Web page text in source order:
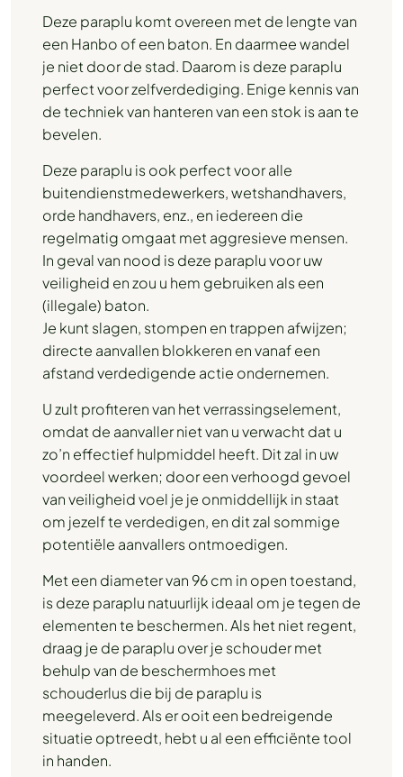
Deze paraplu komt overeen met de lengte van
een Hanbo of een baton. En daarmee wandel
je niet door de stad. Daarom is deze paraplu
perfect voor zelfverdediging. Enige kennis van
de techniek van hanteren van een stok is aan te
bevelen.
Deze paraplu is ook perfect voor alle
buitendienstmedewerkers, wetshandhavers,
orde handhavers, enz., en iedereen die
regelmatig omgaat met aggresieve mensen.
In geval van nood is deze paraplu voor uw
veiligheid en zou u hem gebruiken als een
(illegale) baton.
Je kunt slagen, stompen en trappen afwijzen;
directe aanvallen blokkeren en vanaf een
afstand verdedigende actie ondernemen.
U zult profiteren van het verrassingselement,
omdat de aanvaller niet van u verwacht dat u
zo’n effectief hulpmiddel heeft. Dit zal in uw
voordeel werken; door een verhoogd gevoel
van veiligheid voel je je onmiddellijk in staat
om jezelf te verdedigen, en dit zal sommige
potentiële aanvallers ontmoedigen.
Met een diameter van 96 cm in open toestand,
is deze paraplu natuurlijk ideaal om je tegen de
elementen te beschermen. Als het niet regent,
draag je de paraplu over je schouder met
behulp van de beschermhoes met
schouderlus die bij de paraplu is
meegeleverd. Als er ooit een bedreigende
situatie optreedt, hebt u al een efficiënte tool
in handen.